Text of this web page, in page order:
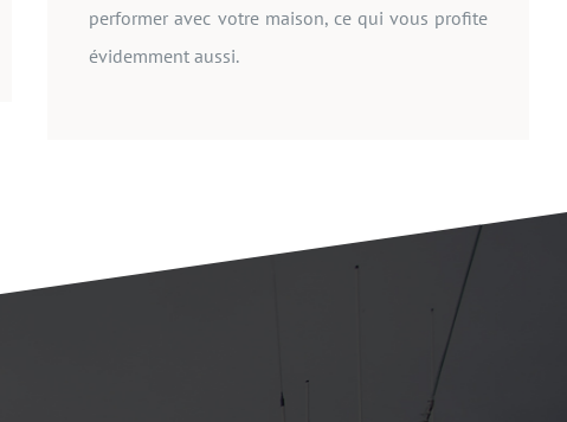
performer avec votre maison, ce qui vous profite
évidemment aussi.